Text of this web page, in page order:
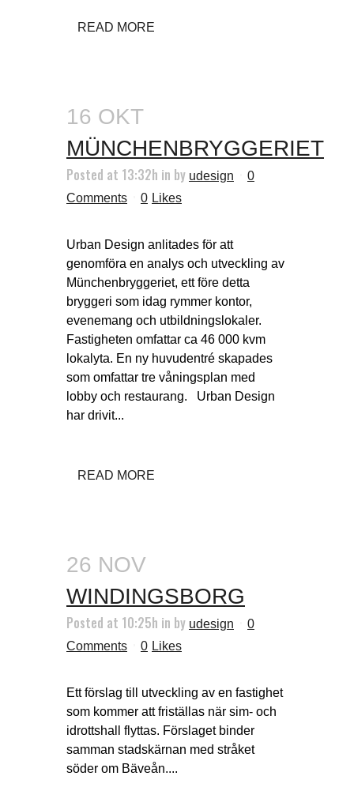
READ MORE
16 OKT
MÜNCHENBRYGGERIET
Posted at 13:32h in by udesign
0
Comments
0 Likes
Urban Design anlitades för att
genomföra en analys och utveckling av
Münchenbryggeriet, ett före detta
bryggeri som idag rymmer kontor,
evenemang och utbildningslokaler.
Fastigheten omfattar ca 46 000 kvm
lokalyta. En ny huvudentré skapades
som omfattar tre våningsplan med
lobby och restaurang. Urban Design
har drivit...
READ MORE
26 NOV
WINDINGSBORG
Posted at 10:25h in by udesign
0
Comments
0 Likes
Ett förslag till utveckling av en fastighet
som kommer att friställas när sim- och
idrottshall flyttas. Förslaget binder
samman stadskärnan med stråket
söder om Bäveån....